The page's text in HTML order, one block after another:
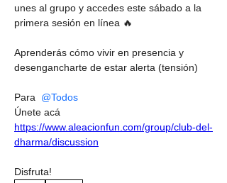
unes al grupo y accedes este sábado a la
primera sesión en línea 🔥
Aprenderás cómo vivir en presencia y
desengancharte de estar alerta (tensión)
Para @Todos
https://www.aleacionfun.com/group/club-del-
dharma/discussion
Disfruta!